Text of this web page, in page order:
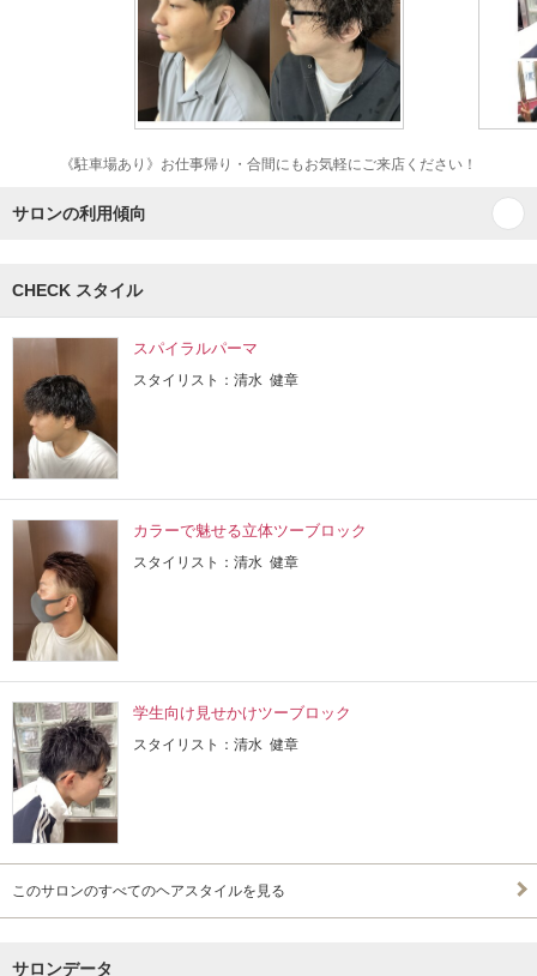
《駐車場あり》お仕事帰り・合間にもお気軽にご来店ください！
サロンの利用傾向
CHECK スタイル
スパイラルパーマ
スタイリスト：清水 健章
カラーで魅せる立体ツーブロック
スタイリスト：清水 健章
学生向け見せかけツーブロック
スタイリスト：清水 健章
このサロンのすべてのヘアスタイルを見る
サロンデータ